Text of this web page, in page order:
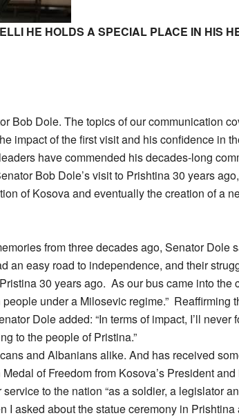
HE HOLDS A SPECIAL PLACE IN HIS
Bob Dole. The topics of our communication
impact of the first visit and his confidence in
have commended his decades-long
Bob Dole’s visit to Prishtina 30 years
of Kosova and eventually the creation of a
from three decades ago, Senator Dole
an easy road to independence, and their
30 years ago. As our bus came into the
under a Milosevic regime.” Reaffirming
Dole added: “In terms of impact, I’ll never
to the people of Pristina.”
and Albanians alike. And has received
of Freedom from Kosova’s President
to the nation “as a soldier, a legislator
I asked about the statue ceremony in Prishtina